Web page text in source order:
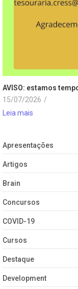
AVISO: estamos
15/07/2026 /
Leia mais
Apresentações
Artigos
Brain
Concursos
COVID-19
Cursos
Destaque
Development